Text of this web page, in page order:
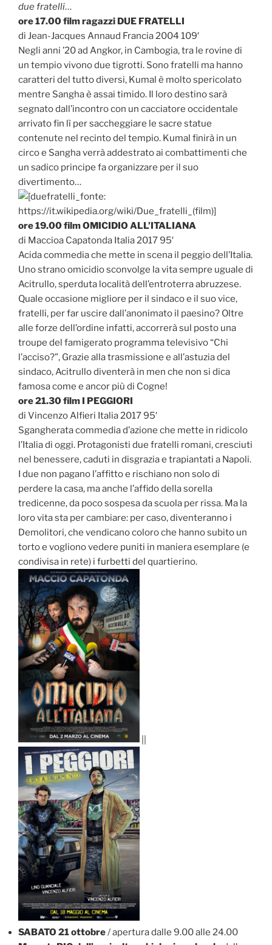
due fratelli…
ore 17.00 film ragazzi DUE FRATELLI
di Jean-Jacques Annaud Francia 2004 109′
Negli anni ’20 ad Angkor, in Cambogia, tra le rovine di
un tempio vivono due tigrotti. Sono fratelli ma hanno
caratteri del tutto diversi, Kumal è molto spericolato
mentre Sangha è assai timido. Il loro destino sarà
segnato dall’incontro con un cacciatore occidentale
arrivato fin lì per saccheggiare le sacre statue
contenute nel recinto del tempio. Kumal finirà in un
circo e Sangha verrà addestrato ai combattimenti che
un sadico principe fa organizzare per il suo
divertimento…
ore 19.00 film OMICIDIO ALL’ITALIANA
di Maccioa Capatonda Italia 2017 95′
Acida commedia che mette in scena il peggio dell’Italia.
Uno strano omicidio sconvolge la vita sempre uguale di
Acitrullo, sperduta località dell’entroterra abruzzese.
Quale occasione migliore per il sindaco e il suo vice,
fratelli, per far uscire dall’anonimato il paesino? Oltre
alle forze dell’ordine infatti, accorrerà sul posto una
troupe del famigerato programma televisivo “Chi
l’acciso?”, Grazie alla trasmissione e all’astuzia del
sindaco, Acitrullo diventerà in men che non si dica
famosa come e ancor più di Cogne!
ore 21.30 film I PEGGIORI
di Vincenzo Alfieri Italia 2017 95′
Sgangherata commedia d’azione che mette in ridicolo
l’Italia di oggi. Protagonisti due fratelli romani, cresciuti
nel benessere, caduti in disgrazia e trapiantati a Napoli.
I due non pagano l’affitto e rischiano non solo di
perdere la casa, ma anche l’affido della sorella
tredicenne, da poco sospesa da scuola per rissa. Ma la
loro vita sta per cambiare: per caso, diventeranno i
Demolitori, che vendicano coloro che hanno subito un
torto e vogliono vedere puniti in maniera esemplare (e
condivisa in rete) i furbetti del quartierino.
||
SABATO 21 ottobre/ apertura dalle 9.00 alle 24.00